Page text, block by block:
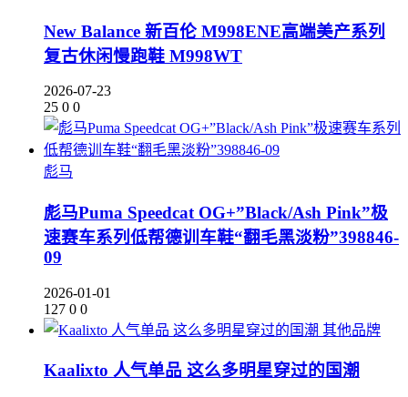
New Balance 新百伦 M998ENE高端美产系列
复古休闲慢跑鞋 M998WT
2026-07-23
25 0 0
彪马
彪马Puma Speedcat OG+”Black/Ash Pink”极
速赛车系列低帮德训车鞋“翻毛黑淡粉”398846-
09
2026-01-01
127 0 0
其他品牌
Kaalixto 人气单品 这么多明星穿过的国潮